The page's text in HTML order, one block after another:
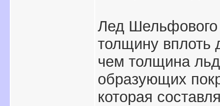
Лед Шельфового
толщину вплоть
чем толщина
образующих
которая